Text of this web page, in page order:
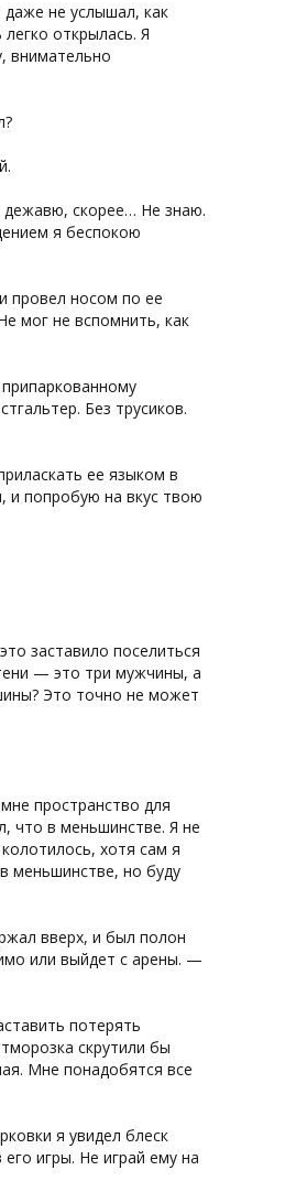
не услышал, как
открылась. Я
внимательно
дежавю, скорее… Не знаю.
я беспокою
провел носом по ее
мог не вспомнить, как
Без трусиков.
ее языком в
и попробую на вкус твою
заставило поселиться
— это три мужчины, а
Это точно не может
пространство для
что в меньшинстве. Я не
хотя сам я
меньшинстве, но буду
вверх, и был полон
или выйдет с арены. —
потерять
скрутили бы
Мне понадобятся все
я увидел блеск
игры. Не играй ему на